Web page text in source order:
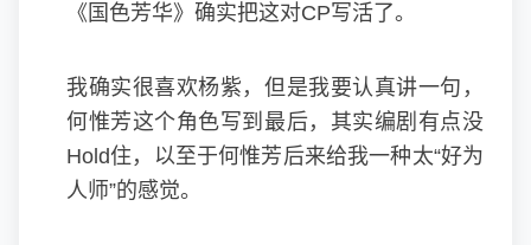
《国色芳华》确实把这对CP写活了。
我确实很喜欢杨紫，但是我要认真讲一句，
何惟芳这个角色写到最后，其实编剧有点没
Hold住，以至于何惟芳后来给我一种太“好为
人师”的感觉。